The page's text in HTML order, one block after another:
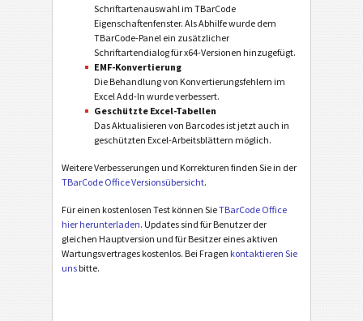
Schriftartenauswahl im TBarCode
Eigenschaftenfenster. Als Abhilfe wurde dem
TBarCode-Panel ein zusätzlicher
Schriftartendialog für x64-Versionen hinzugefügt.
EMF-Konvertierung
Die Behandlung von Konvertierungsfehlern im
Excel Add-In wurde verbessert.
Geschützte Excel-Tabellen
Das Aktualisieren von Barcodes ist jetzt auch in
geschützten Excel-Arbeitsblättern möglich.
Weitere Verbesserungen und Korrekturen finden Sie in der
TBarCode Office Versionsübersicht.
Für einen kostenlosen Test können SieTBarCode Office
hier herunterladen. Updates sind für Benutzer der
gleichen Hauptversion und für Besitzer eines aktiven
Wartungsvertrages kostenlos. Bei Fragen kontaktieren Sie
uns bitte.